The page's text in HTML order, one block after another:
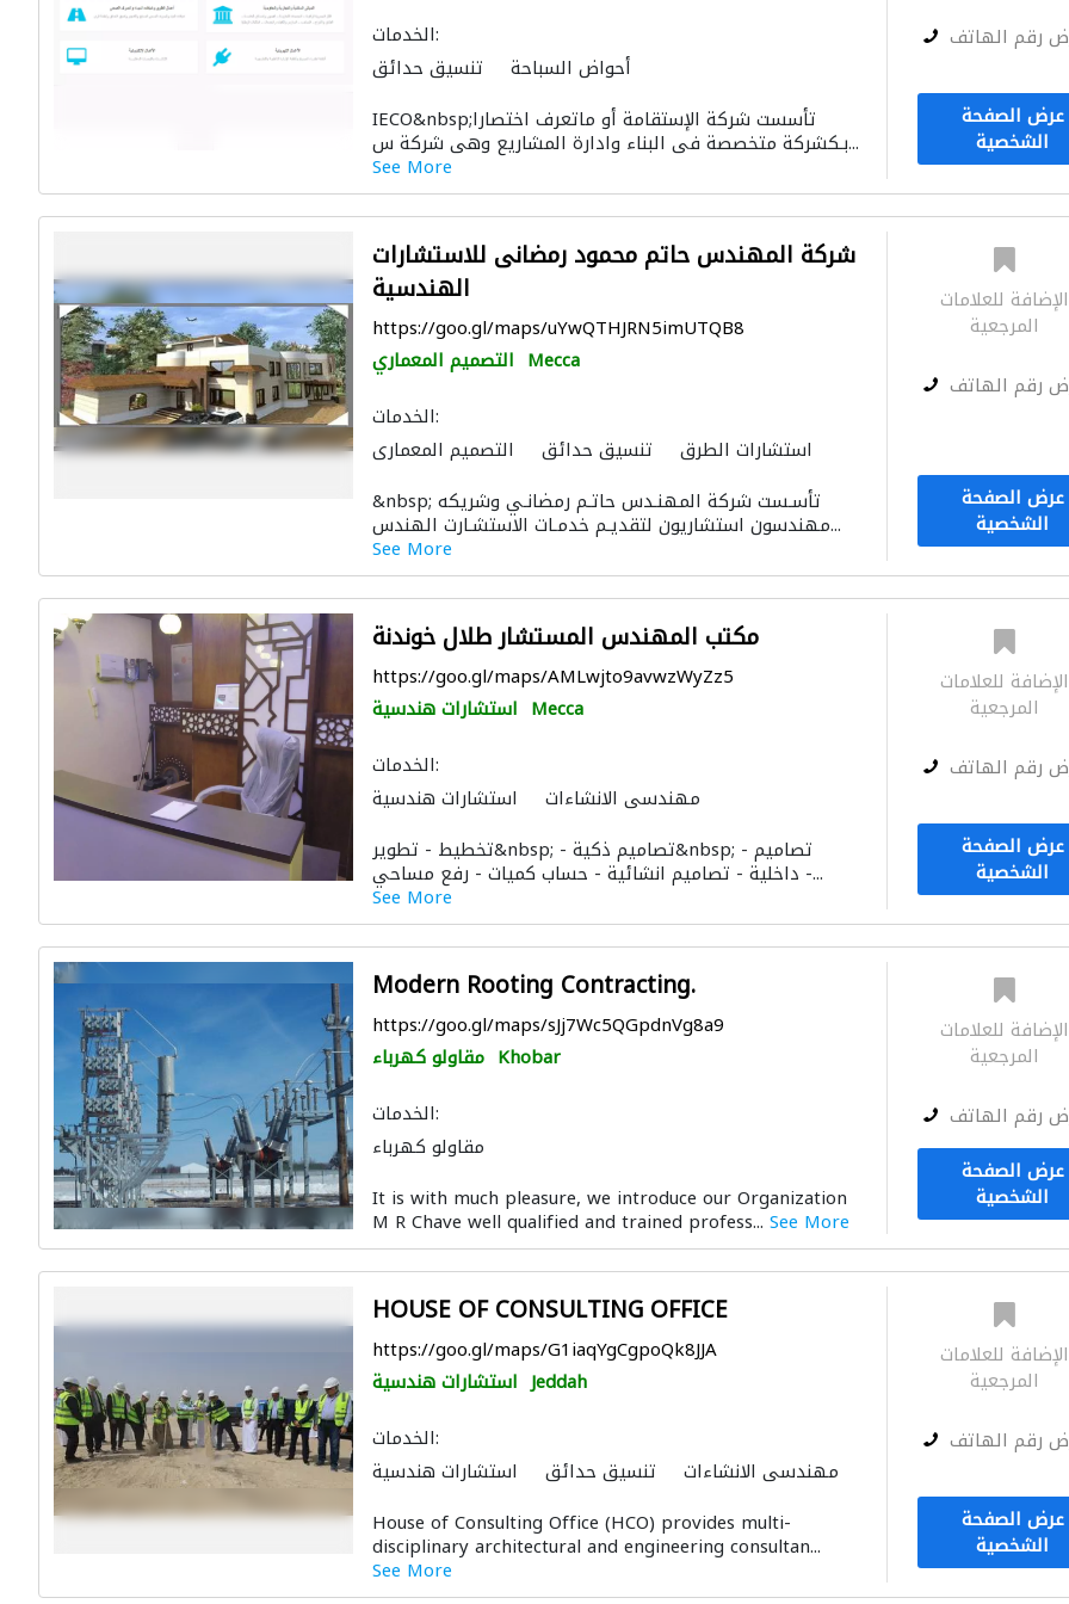
الخدمات:
تنسيق حدائق
أحواض السباحة
ادارة مشروع نظام الصرف الصحي مقاولو كهرباء
مقاولون لمكافحة الحريق صيانة المباني الإنارة
IECO&nbsp;تأسست شركة الإستقامة أو ماتعرف اختصارا
بـكشركة متخصصة فى البناء وادارة المشاريع وهى شركة س...
See More
رقم الهاتف
عرض الصفحة
الشخصية
شركة المهندس حاتم محمود رمضانى للاستشارات
الهندسية
https://goo.gl/maps/uYwQTHJRN5imUTQB8
التصميم المعماري Mecca
الخدمات:
التصميم المعماري
تنسيق حدائق استشارات الطرق
مقاولون لمكافحة الحريق الديكور الداخلي &nbsp; تأسـست شركة المهنـدس حاتـم رمضانـي وشريكه
مهندسون استشاريون لتقديـم خدمـات الاستشـارت الهندس...
See More
الإضافة للعلامات
المرجعية
رقم الهاتف
عرض الصفحة
الشخصية
مكتب المهندس المستشار طلال خوندنة
https://goo.gl/maps/AMLwjto9avwzWyZz5
استشارات هندسية Mecca
الخدمات:
استشارات هندسية
مهندسي الانشاءات
أتمتة المنازل مقاولو كهرباء مقاولون لمكافحة الحريق
الديكور الداخلي تنسيق حدائق
النمذجة والتصوير ثلاثي الأبعاد
تخطيط - تطوير&nbsp; - تصاميم ذكية&nbsp; - تصاميم
داخلية - تصاميم انشائية - حساب كميات - رفع مساحي -...
See More
الإضافة للعلامات
المرجعية
رقم الهاتف
عرض الصفحة
الشخصية
Modern Rooting Contracting.
https://goo.gl/maps/sJj7Wc5QGpdnVg8a9
مقاولو كهرباء Khobar
الخدمات:
مقاولو كهرباء
It is with much pleasure, we introduce our Organization
M R Chave well qualified and trained profess... See More
الإضافة للعلامات
المرجعية
رقم الهاتف
عرض الصفحة
الشخصية
HOUSE OF CONSULTING OFFICE
https://goo.gl/maps/G1iaqYgCgpoQk8JJA
استشارات هندسية Jeddah
الخدمات:
استشارات هندسية
تنسيق حدائق مهندسي الانشاءات
استشارات بيئية أنظمة أمن مقاولو كهرباء
مقاولون لمكافحة الحريق الديكور الداخلي
التصميم المعماري
House of Consulting Office (HCO) provides multi-
disciplinary architectural and engineering consultan...
See More
الإضافة للعلامات
المرجعية
رقم الهاتف
عرض الصفحة
الشخصية